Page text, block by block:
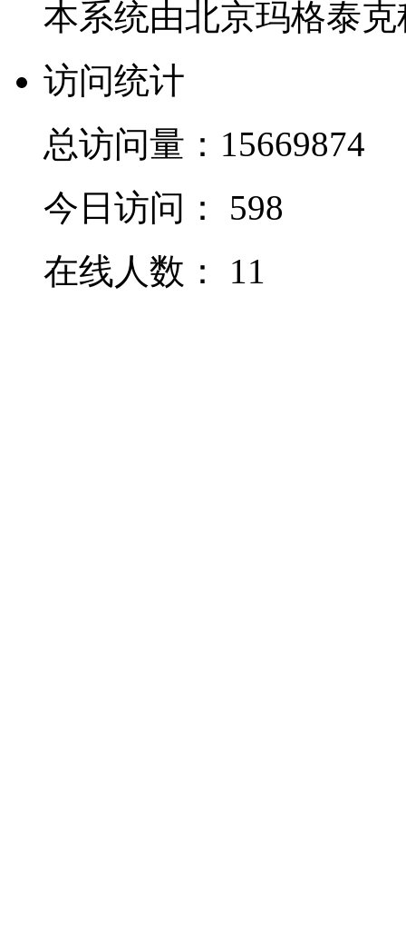
本系统由北京玛格泰
访问统计
总访问量： 15669874
今日访问： 598
在线人数： 11